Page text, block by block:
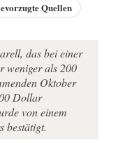
Quellen
das bei einer
weniger als 200
Oktober
Dollar
von einem
bestätigt.